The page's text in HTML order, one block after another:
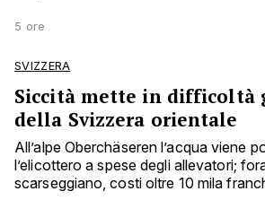
5 ore
SVIZZERA
Siccità mette in difficoltà
della Svizzera orientale
All’alpe Oberchäseren l’acqua viene
l’elicottero a spese degli allevatori;
scarseggiano, costi oltre 10 mila